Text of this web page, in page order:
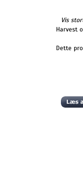
Vis
Harvest
Dette